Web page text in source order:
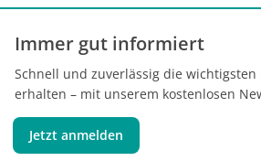
Immer gut informiert
Schnell und zuverlässig die
erhalten – mit unserem kostenlosen
Jetzt anmelden